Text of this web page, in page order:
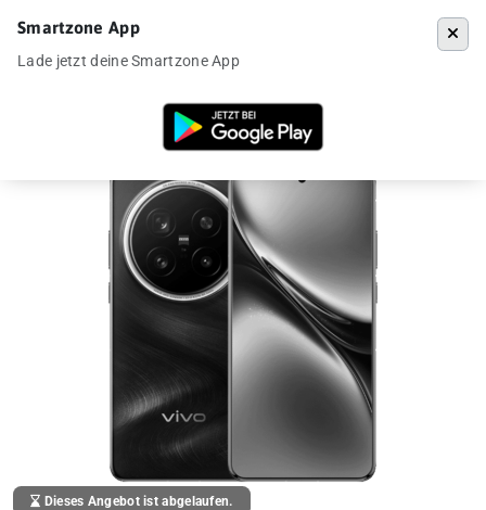
»Vivo X200 Pro ab 648€
Dieses Angebot ist abgelaufen.
Smartzone App
Lade jetzt deine Smartzone App